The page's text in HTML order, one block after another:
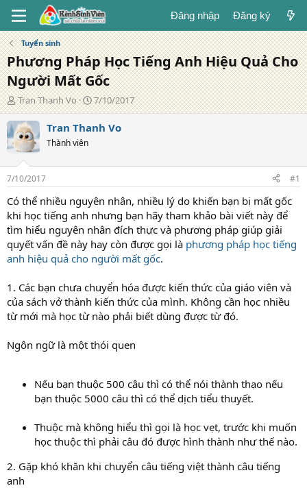
Đăng nhập Đăng ký
Tuyển sinh
Phương Pháp Học Tiếng Anh Hiệu Quả Cho
Người Mất Gốc
T
á
c
g
i
ả
Tran Thanh Vo
N
g
à
g
7/10/2017
Tran Thanh Vo
Thành viên
7/10/2017 #1
Có thể nhiều nguyên nhân, nhiều lý do khiến bạn bị mất gốc
khi học tiếng anh nhưng bạn hãy tham khảo bài viết này để
tìm hiểu nguyên nhân đích thực và phương pháp giúp giải
quyết vấn đề này hay còn được gọi là phương pháp học tiếng
anh hiệu quả cho người mất gốc.
1. Các bạn chưa chuyển hóa được kiến thức của giáo viên và
của sách vở thành kiến thức của mình. Không cần học nhiều
từ mới mà học từ nào phải biết dùng được từ đó.
Ngôn ngữ là một thói quen
Nếu bạn thuộc 500 câu thì có thể nói thành thạo nếu
bạn thuộc 5000 câu thì có thể dịch tiểu thuyết.
Thuộc mà không hiểu thì gọi là học vẹt, trước khi muốn
học thuộc thì phải câu đó được hình thành như thế nào.
2. Gặp khó khăn khi chuyển câu tiếng việt thành câu tiếng
anh